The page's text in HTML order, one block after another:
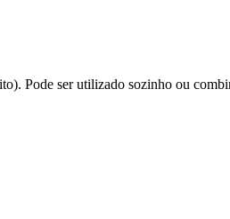
Pode ser utilizado sozinho ou